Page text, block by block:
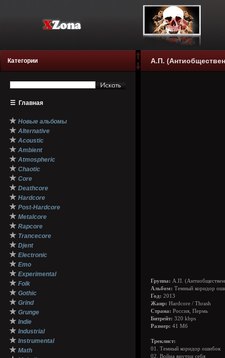
Категории
☰ Главная
★ Новые альбомы
★ Alternative
★ Acoustic
★ Ambient
★ Atmospheric
★ Chaotic
★ Core
★ Deathcore
★ Hardcore
★ Post-Hardcore
★ Metalcore
★ Rapcore
★ Trancecore
★ Djent
★ Electronic
★ Emo
★ Experimental
★ Folk
★ Gothic
★ Grind
★ Grunge
★ Indie
★ Industrial
★ Instrumental
★ Math
А.П.
Группа: А.П.
Альбом: Темный коридор
Год: 2013
Жанр: Hardcore / Thrash
Страна: Россия, Пермь
Битрейт: 320 kbps
Размер: 41 Мб
Треклист:
01. Темный коридор ошибок
02. Война внутри себя